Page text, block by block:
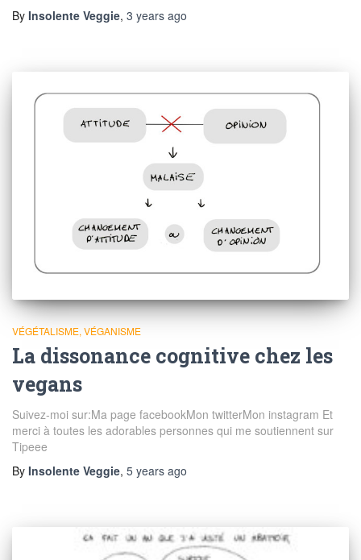
By Insolente Veggie, 3 years ago
VÉGÉTALISME, VÉGANISME
La dissonance cognitive chez les
vegans
Suivez-moi sur:Ma page facebookMon twitterMon instagram Et
merci à toutes les adorables personnes qui me soutiennent sur
Tipeee
By Insolente Veggie, 5 years ago